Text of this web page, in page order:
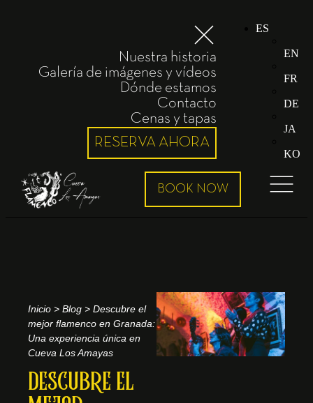
Nuestra historia
Galería de imágenes y vídeos
Dónde estamos
Contacto
Cenas y tapas
RESERVA AHORA
ES
EN
FR
DE
JA
KO
Inicio > Blog > Descubre el
mejor flamenco en Granada:
Una experiencia única en
Cueva Los Amayas
DESCUBRE EL